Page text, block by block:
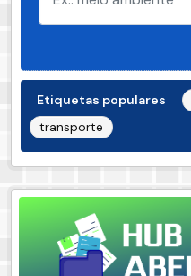
Etiquetas populares
transporte